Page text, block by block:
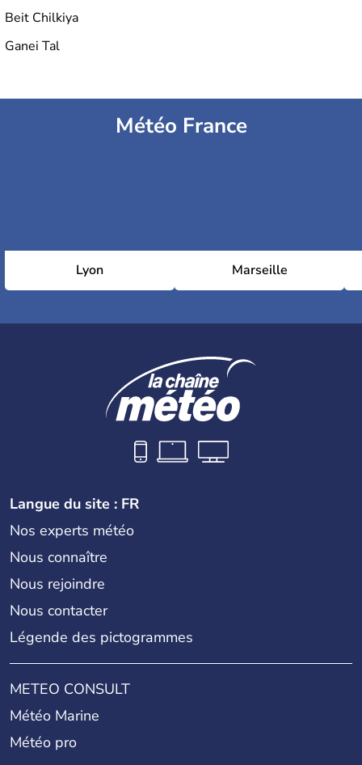
Beit Chilkiya
Ganei Tal
Météo France
Lyon Marseille
Langue du site : FR
Nos experts météo
Nous connaître
Nous rejoindre
Nous contacter
Légende des pictogrammes
METEO CONSULT
Météo Marine
Météo pro